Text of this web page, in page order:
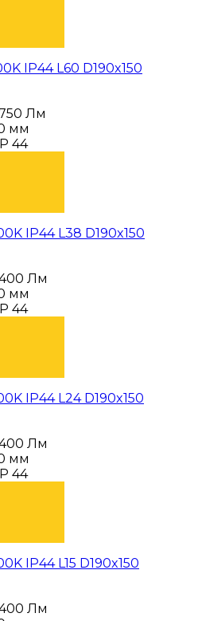
IP44 L60 D190x150
Лм
мм
44
IP44 L38 D190x150
Лм
мм
44
IP44 L24 D190x150
Лм
мм
44
IP44 L15 D190x150
Лм